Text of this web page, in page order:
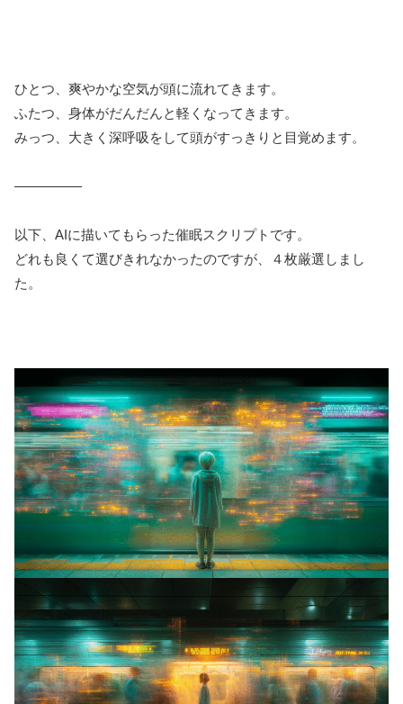
ひとつ、爽やかな空気が頭に流れてきます。
ふたつ、身体がだんだんと軽くなってきます。
みっつ、大きく深呼吸をして頭がすっきりと目覚めます。
―――――
以下、AIに描いてもらった催眠スクリプトです。
どれも良くて選びきれなかったのですが、４枚厳選しまし
た。